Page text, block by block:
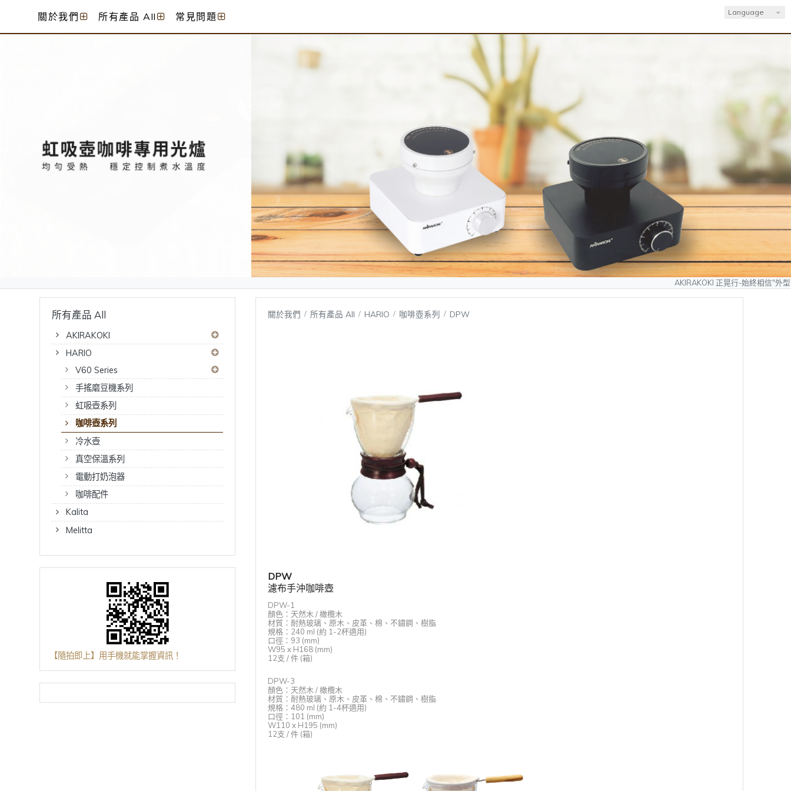
Language
關於我們 所有產品 All 常見問題
所有產品 All
AKIRAKOKI
HARIO
V60 Series
手搖磨豆機系列
虹吸壺系列
咖啡壺系列
冷水壺
真空保溫系列
電動打奶泡器
咖啡配件
Kalita
Melitta
【隨拍即上】用手機就能掌握資訊！
AKIRAKOKI 正晃行-始終相信"外
關於我們 所有產品 All HARIO 咖啡壺系列 DPW
DPW
濾布手沖咖啡壺
DPW-1
顏色：天然木 / 橄欖木
材質：耐熱玻璃、原木、皮革、棉、不鏽鋼、樹脂
規格：240 ml (約 1-2杯適用)
口徑：93 (mm)
W95 x H168 (mm)
12支 / 件 (箱)
DPW-3
顏色：天然木 / 橄欖木
材質：耐熱玻璃、原木、皮革、棉、不鏽鋼、樹脂
規格：480 ml (約 1-4杯適用)
口徑：101 (mm)
W110 x H195 (mm)
12支 / 件 (箱)